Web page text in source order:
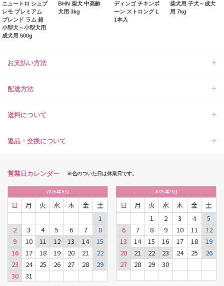
ニュートロ シュプ
レモ プレミアム
ブレンド ラム 超
小型犬～小型犬用
成犬用 500g
BHN 柴犬 中高齢
犬用 3kg
ディンゴ チキンボ
ーン ストロング L
1本入
柴犬用 子犬～成犬
用 7kg
お支払い方法
配送方法
送料について
返品・交換について
営業日カレンダー ※色のついた日は休業日です。
2026年8月
日 月 火 水 木 金
土
1
2
3 4 5 6 7
8
9
10 11 12 13 14
15
16
17 18 19 20 21
22
23
24 25 26 27 28
29
30
31
2026年9月
日 月 火 水 木 金
土
1
2 3 4
5
6
7 8 9 10 11
12
13
14 15 16 17 18
19
20
21 22 23 24 25
26
27
28 29 30